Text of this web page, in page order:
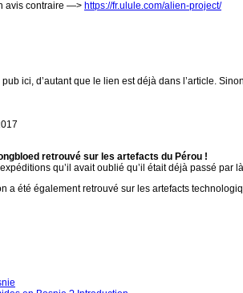
avis contraire —> https://fr.ulule.com/alien-project/
ici, d’autant que le lien est déjà dans l’article.
retrouvé sur les artefacts du Pérou !
qu’il avait oublié qu’il était déjà passé par
a été également retrouvé sur les artefacts